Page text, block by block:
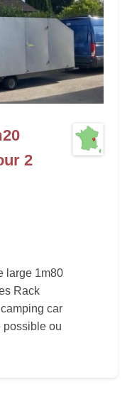
2
large 1m80
Rack
car
possible ou